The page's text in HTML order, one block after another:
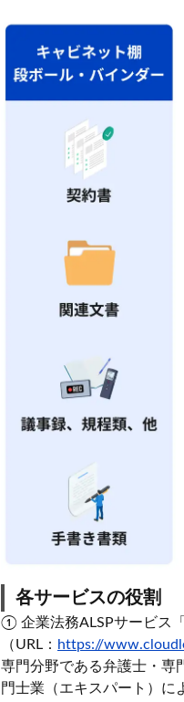
各サービスの役割
① 企業法務ALSPサービス
（URL： https://
専門分野である弁護士・専
門士業（エキスパート）に
メ